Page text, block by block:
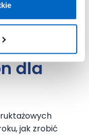
dla
jak zrobić